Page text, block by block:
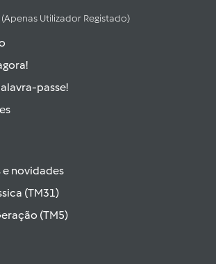
(apenas Utilizador Registado)
passe!
e novidades
(TM31)
(TM5)